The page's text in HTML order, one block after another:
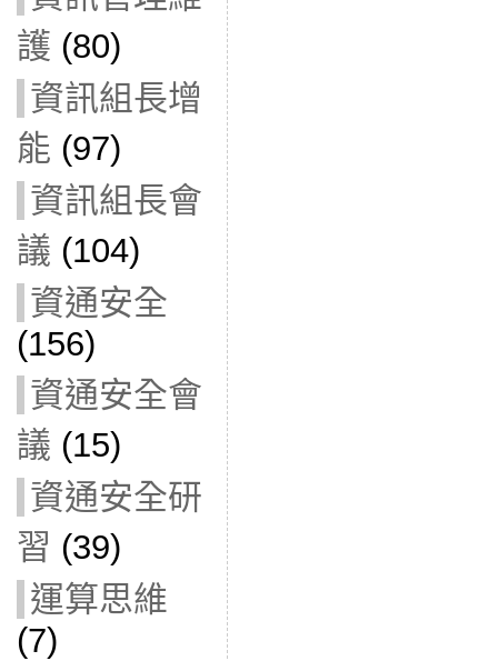
護 (80)
資訊組長增
能 (97)
資訊組長會
議 (104)
資通安全
(156)
資通安全會
議 (15)
資通安全研
習 (39)
運算思維
(7)